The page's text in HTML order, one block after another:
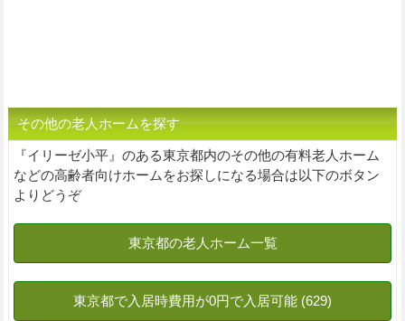
その他の老人ホームを探す
『イリーゼ小平』のある東京都内のその他の有料老人ホーム
などの高齢者向けホームをお探しになる場合は以下のボタン
よりどうぞ